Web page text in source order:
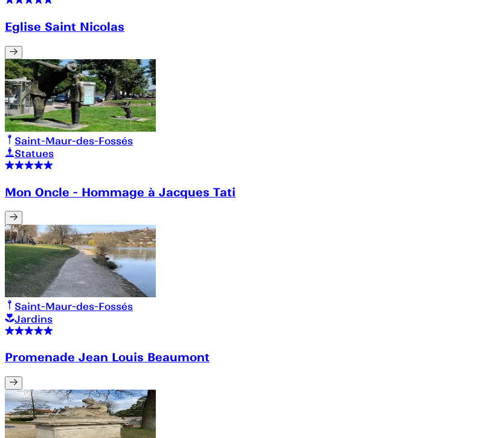
Eglise Saint Nicolas
Saint-Maur-des-Fossés
Statues
Mon Oncle - Hommage à Jacques Tati
Saint-Maur-des-Fossés
Jardins
Promenade Jean Louis Beaumont